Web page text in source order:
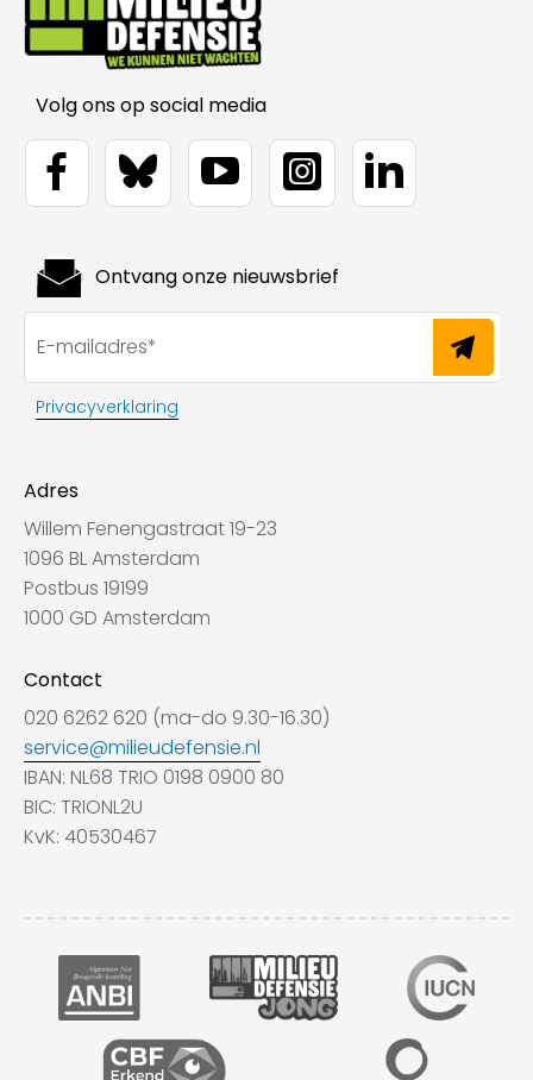
Volg ons op social media
Adres
Willem Fenengastraat 19-23
1096 BL Amsterdam
Postbus 19199
1000 GD Amsterdam
Contact
020 6262 620 (ma-do 9.30-16.30)
service@milieudefensie.nl
IBAN: NL68 TRIO 0198 0900 80
BIC: TRIONL2U
KvK: 40530467
Ontvang onze nieuwsbrief
Privacyverklaring